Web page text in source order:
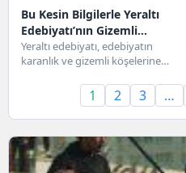
Bu Kesin Bilgilerle Yeraltı
Edebiyatı’nın Gizemli
Dünyasına Dalın!
Yeraltı edebiyatı, edebiyatın
karanlık ve gizemli köşelerine
edebiyat tutkununun...
1 2 3 …